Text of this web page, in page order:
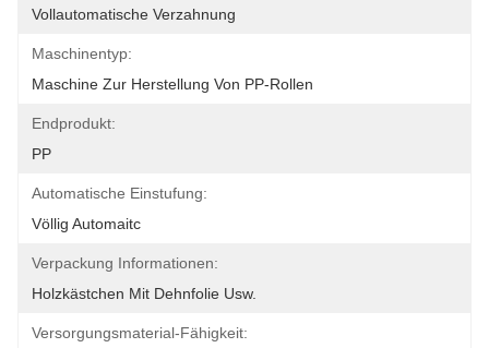
Vollautomatische Verzahnung
Maschinentyp:
Maschine Zur Herstellung Von PP-Rollen
Endprodukt:
PP
Automatische Einstufung:
Völlig Automaitc
Verpackung Informationen:
Holzkästchen Mit Dehnfolie Usw.
Versorgungsmaterial-Fähigkeit: